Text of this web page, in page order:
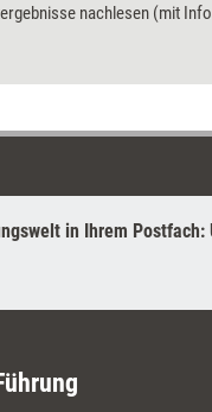
nachlesen (mit
eine Trainings-
in Ihrem Postfach: